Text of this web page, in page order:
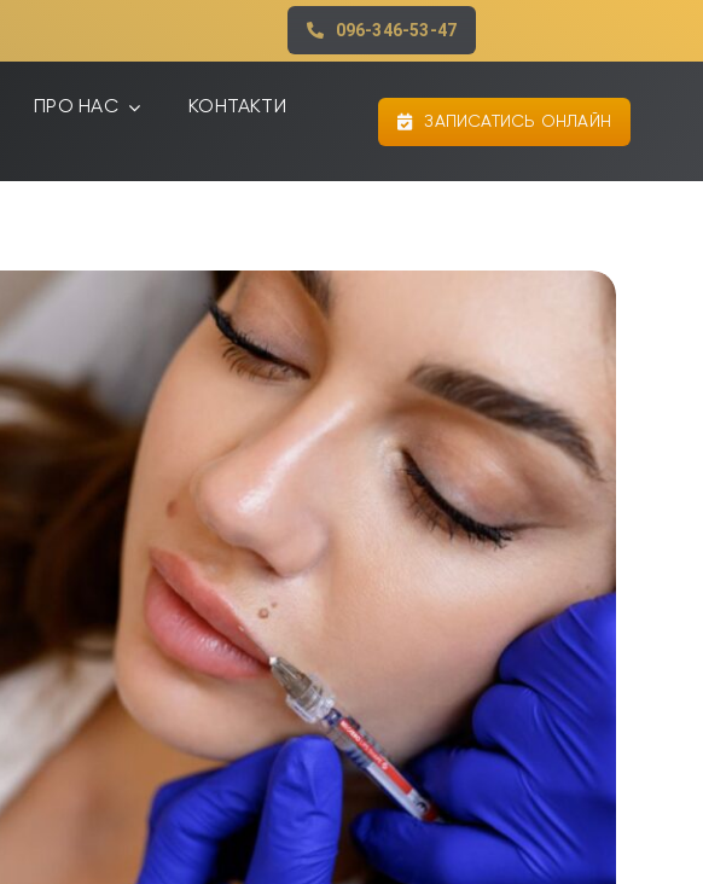
096-346-53-47
ПРО НАС
КОНТАКТИ
ЗАПИСАТИСЬ ОНЛАЙН